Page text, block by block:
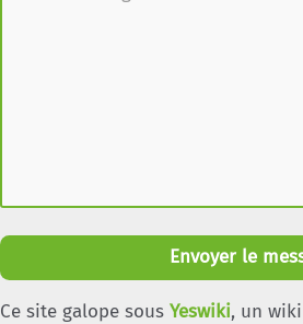
Envoyer le
Ce site galope sous Yeswiki, un